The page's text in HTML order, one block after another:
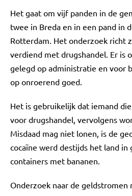
Het gaat om vijf panden in de
twee in Breda en in een pand in
Rotterdam. Het onderzoek richt
verdiend met drugshandel. Er is
gelegd op administratie en voor
op onroerend goed.
Het is gebruikelijk dat iemand
voor drugshandel, vervolgens
Misdaad mag niet lonen, is de
cocaïne werd destijds het land in
containers met bananen.
Onderzoek naar de geldstromen